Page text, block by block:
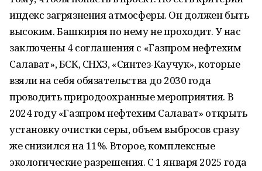
индекс загрязнения атмосферы. Он должен быть
высоким. Башкирия по нему не проходит. У нас
заключены 4 соглашения с «Газпром нефтехим
Салават», БСК, СНХЗ, «Синтез-Каучук», которые
взяли на себя обязательства до 2030 года
проводить природоохранные мероприятия. В
2024 году «Газпром нефтехим Салават» открыть
установку очистки серы, объем выбросов сразу
же снизился на 11%. Второе, комплексные
экологические разрешения. С 1 января 2025 года